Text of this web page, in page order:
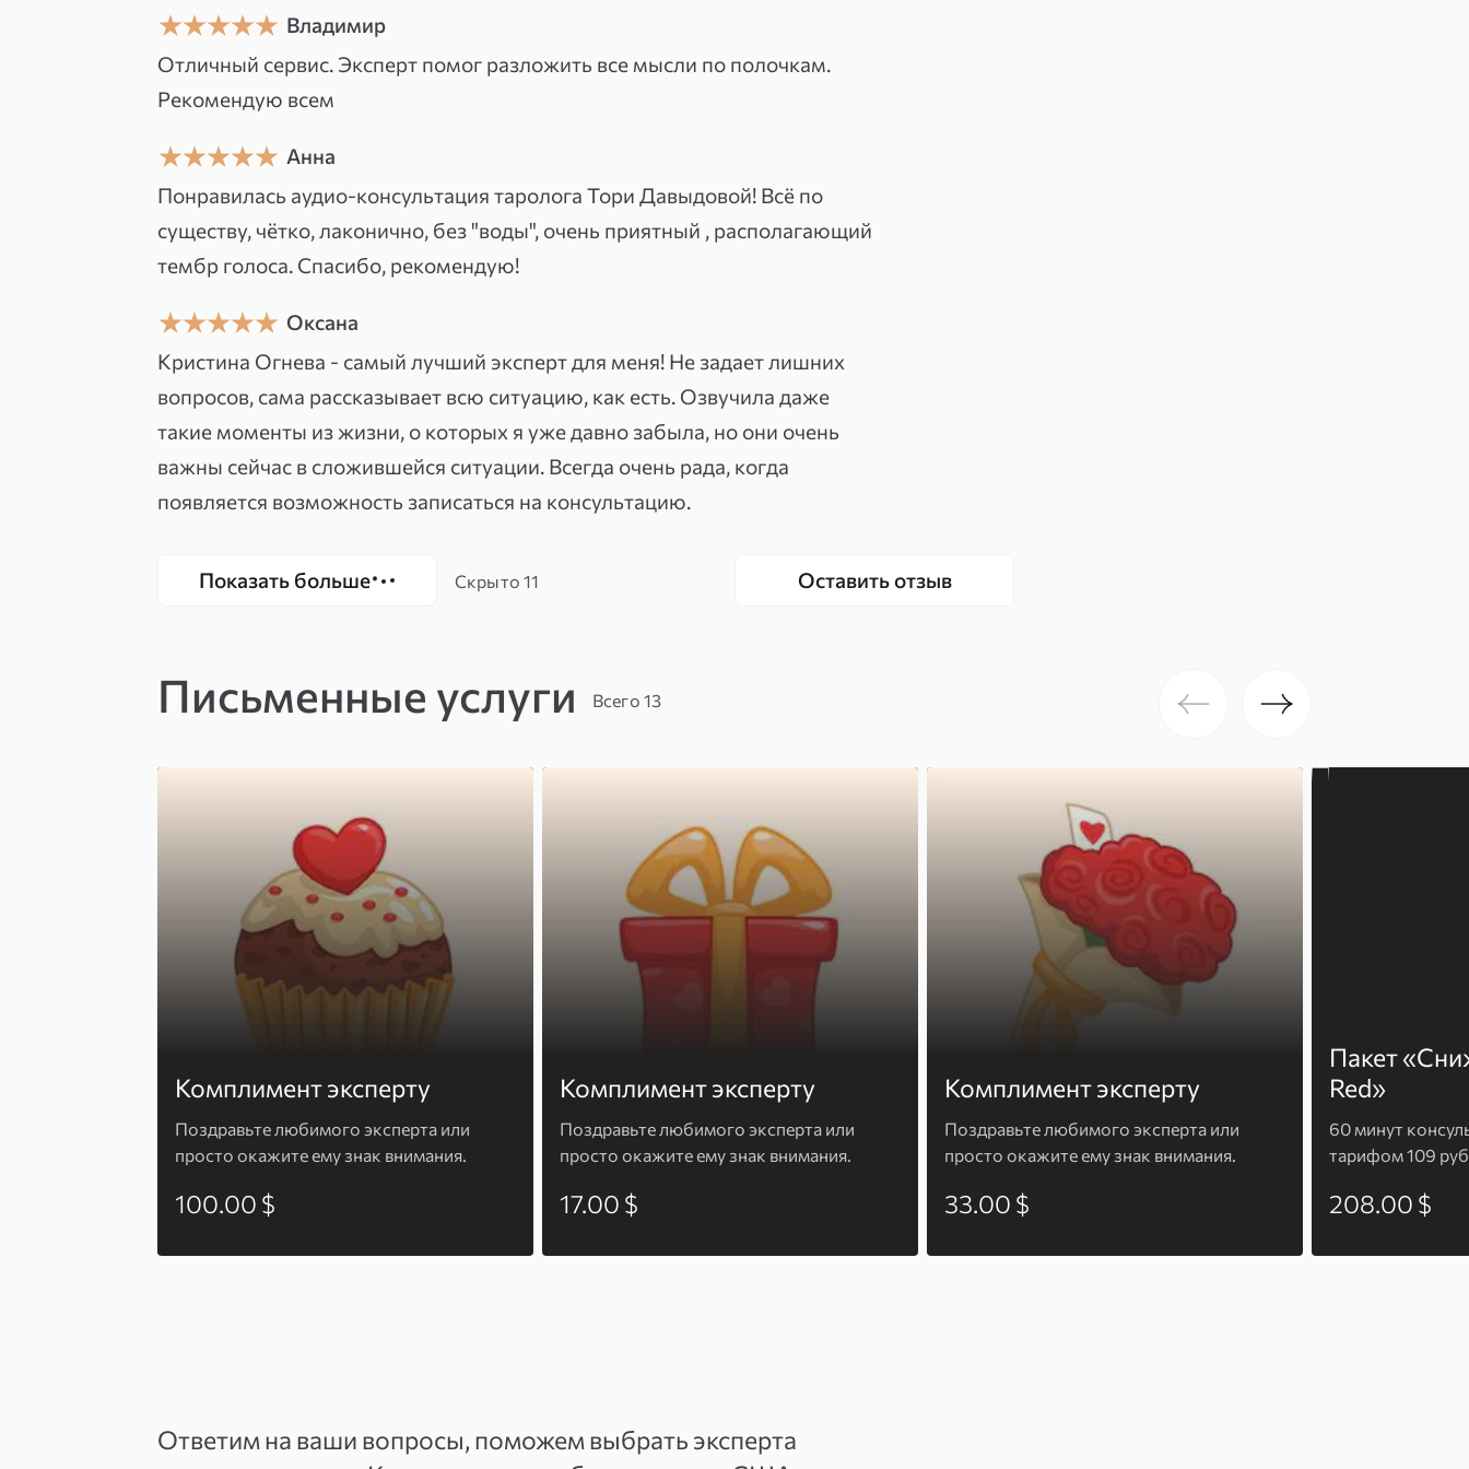
экспертами. Срок действия пакета — 3 дня с момента оплаты.
После оплаты пакета вам позвонит оператор Центра поддержки
консультации. Держите телефон рядом, чтобы не пропустить звонок
эксперта.
Владимир
Отличный сервис. Эксперт помог разложить все мысли по полочкам.
Рекомендую всем
Анна
Понравилась аудио-консультация таролога Тори Давыдовой! Всё по
существу, чётко, лаконично, без "воды", очень приятный , располагающий
тембр голоса. Спасибо, рекомендую!
Оксана
Кристина Огнева - самый лучший эксперт для меня! Не задает лишних
вопросов, сама рассказывает всю ситуацию, как есть. Озвучила даже
такие моменты из жизни, о которых я уже давно забыла, но они очень
важны сейчас в сложившейся ситуации. Всегда очень рада, когда
появляется возможность записаться на консультацию.
Показать больше Скрыто11 Оставить отзыв
Письменные услуги Всего 13
Комплимент эксперту
Поздравьте любимого эксперта или
просто окажите ему знак внимания.
100.00 $
Комплимент эксперту
Поздравьте любимого эксперта или
просто окажите ему знак внимания.
17.00 $
Комплимент эксперту
Поздравьте любимого эксперта или
просто окажите ему знак внимания.
33.00 $
Пакет
Red»
60 минут
тарифом 109
208.00 $
Ответим на ваши вопросы, поможем выбрать эксперта